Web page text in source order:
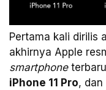
Pertama kali dirilis
akhirnya Apple
smartphone
iPhone 11 Pro, dan